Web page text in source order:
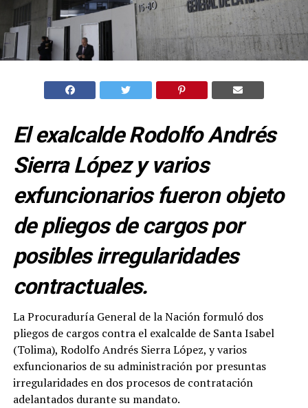
El exalcalde Rodolfo Andrés
Sierra López y varios
exfuncionarios fueron objeto
de pliegos de cargos por
posibles irregularidades
contractuales.
La Procuraduría General de la Nación formuló dos
pliegos de cargos contra el exalcalde de Santa Isabel
(Tolima), Rodolfo Andrés Sierra López, y varios
exfuncionarios de su administración por presuntas
irregularidades en dos procesos de contratación
adelantados durante su mandato.